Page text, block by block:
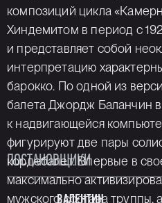
композиций цикла
Хиндемитом в период с
и представляет собой
интерпрета­цию
барокко. По одной из
балета Джордж Баланчин
к надвигающейся
фигурируют две пары
кордебалет. Впервые в
максимально
мужского со­става труппы,
ПОСТАНОВЩИКИ
ВАЛЕНТИН